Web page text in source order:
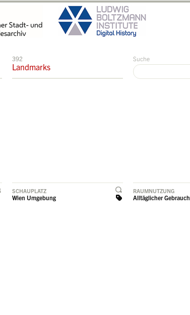
392
Landmarks
Suche
SCHAUPLATZ
Wien Umgebung
RAUMNUTZUNG
Alltäglicher Gebrauch